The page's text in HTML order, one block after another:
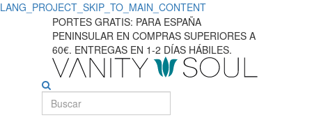
LANG_PROJECT_SKIP_TO_MAIN_CONTENT
Descubra
mejores
suplementos
PORTES GRATIS: PARA ESPAÑA
PENINSULAR EN COMPRAS SUPERIORES A
60€. ENTREGAS EN 1-2 DÍAS HÁBILES.